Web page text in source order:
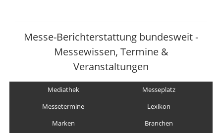
Messe-Berichterstattung bundesweit -
Messewissen, Termine &
Veranstaltungen
Mediathek
Messeplatz
Messetermine
Lexikon
Marken
Branchen